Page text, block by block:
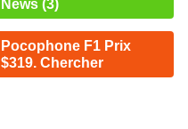
News (3)
Pocophone F1 Prix
$319. Chercher